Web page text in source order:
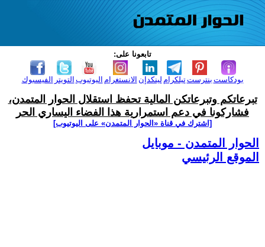
تابعونا على:
الفيسبوك التويتر اليوتيوب الانستغرام لينكدإن تيلكرامبنترست بودكاست
تبرعاتكم وتبرعاتكن المالية تحفظ استقلال الحوار المتمدن،
فشاركونا في دعم استمرارية هذا الفضاء اليساري الحر
[اشترك في قناة ‫«الحوار المتمدن» على اليوتيوب]
الحوار المتمدن - موبايل
الموقع الرئيسي